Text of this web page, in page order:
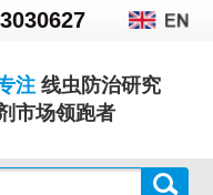
注线虫防治研究
市场领跑者